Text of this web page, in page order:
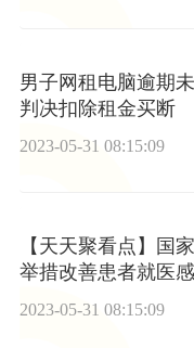
男子网租电脑逾期
判决扣除租金买断
2023-05-31 08:15:09
【天天聚看点】国
举措改善患者就医
2023-05-31 08:15:09